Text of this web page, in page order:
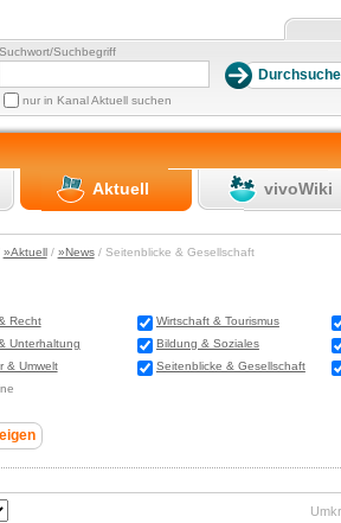
Suchwort/Suchbegriff
nur in Kanal Aktuell suchen
Aktuell vivoWiki
»Aktuell/ »News/ Seitenblicke & Gesellschaft
Recht Wirtschaft & Tourismus
Unterhaltung
Bildung & Soziales
& Umwelt
Seitenblicke & Gesellschaft